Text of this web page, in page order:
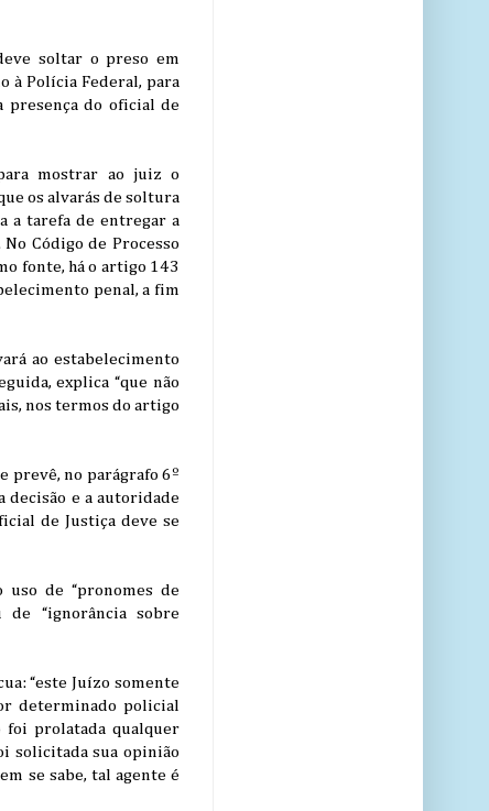
soltar o preso em
à Polícia Federal, para
presença do oficial de
mostrar ao juiz o
os alvarás de soltura
a tarefa de entregar a
Código de Processo
fonte, há o artigo 143
penal, a fim
ao estabelecimento
explica “que não
nos termos do artigo
prevê, no parágrafo 6º
e a autoridade
de Justiça deve se
uso de “pronomes de
“ignorância sobre
“este Juízo somente
determinado policial
foi prolatada qualquer
solicitada sua opinião
se sabe, tal agente é